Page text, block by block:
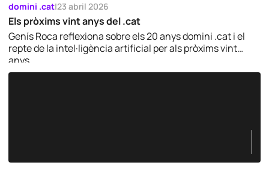
domini .cat|23 abril 2026
Els pròxims vint anys del .cat
Genís Roca reflexiona sobre els 20 anys domini .cat i el
repte de la intel·ligència artificial per als pròxims vint
anys.